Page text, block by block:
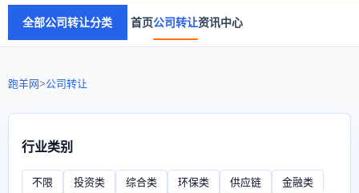
全部公司转让分类 首页公司转让资讯中心
跑羊网>公司转让
行业类别
不限 投资类 综合类 环保类 供应链 金融类